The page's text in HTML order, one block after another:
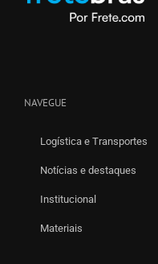
NAVEGUE
Logística e Transportes
Notícias e destaques
Institucional
Materiais